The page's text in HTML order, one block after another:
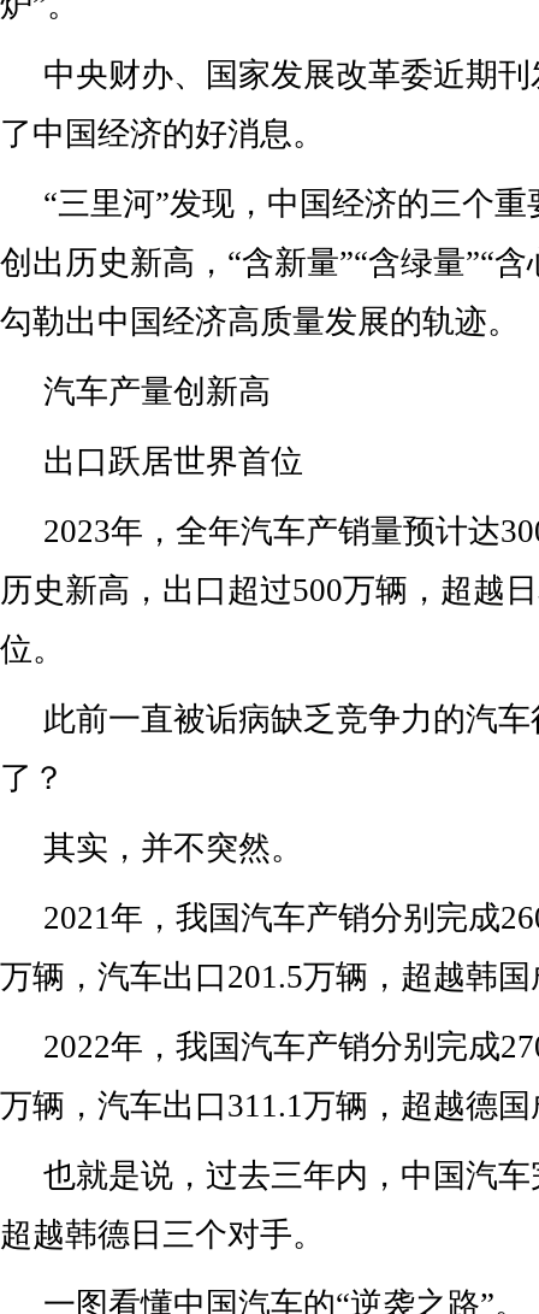
中央财办、国家发展改革委近期
了中国经济的好消息。
“三里河”发现，中国经济的三个
创出历史新高，“含新量”“含绿量”“
勾勒出中国经济高质量发展的轨迹。
汽车产量创新高
出口跃居世界首位
2023年，全年汽车产销量预计达
历史新高，出口超过500万辆，超越
位。
此前一直被诟病缺乏竞争力的汽
了？
其实，并不突然。
2021年，我国汽车产销分别完成
万辆，汽车出口201.5万辆，超越韩
2022年，我国汽车产销分别完成
万辆，汽车出口311.1万辆，超越德
也就是说，过去三年内，中国汽车
超越韩德日三个对手。
一图看懂中国汽车的“逆袭之路”。